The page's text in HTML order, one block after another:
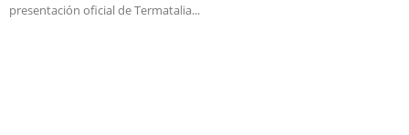
presentación oficial de Termatalia...